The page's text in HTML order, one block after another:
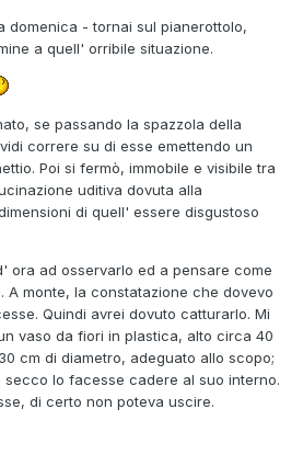
domenica - tornai sul pianerottolo,
a quell' orribile situazione.
se passando la spazzola della
correre su di esse emettendo un
Poi si fermò, immobile e visibile tra
uditiva dovuta alla
di quell' essere disgustoso
ora ad osservarlo ed a pensare come
monte, la constatazione che dovevo
Quindi avrei dovuto catturarlo. Mi
vaso da fiori in plastica, alto circa 40
cm di diametro, adeguato allo scopo;
lo facesse cadere al suo interno.
di certo non poteva uscire.